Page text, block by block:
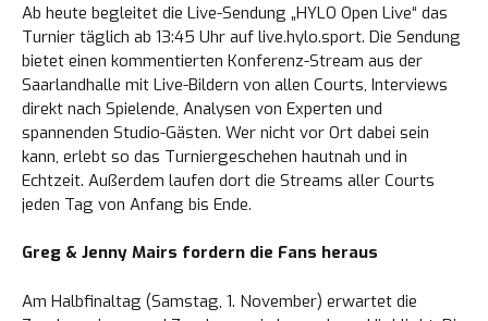
Ab heute begleitet die Live-Sendung „HYLO Open Live“ das
Turnier täglich ab 13:45 Uhr auf live.hylo.sport. Die Sendung
bietet einen kommentierten Konferenz-Stream aus der
Saarlandhalle mit Live-Bildern von allen Courts, Interviews
direkt nach Spielende, Analysen von Experten und
spannenden Studio-Gästen. Wer nicht vor Ort dabei sein
kann, erlebt so das Turniergeschehen hautnah und in
Echtzeit. Außerdem laufen dort die Streams aller Courts
jeden Tag von Anfang bis Ende.
Greg & Jenny Mairs fordern die Fans heraus
Am Halbfinaltag (Samstag, 1. November) erwartet die